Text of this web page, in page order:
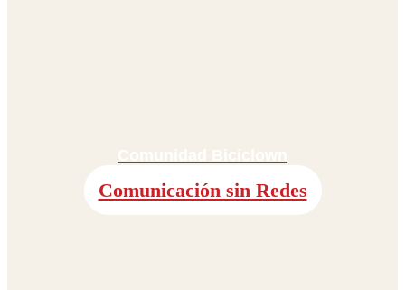
Comunicación sin Redes